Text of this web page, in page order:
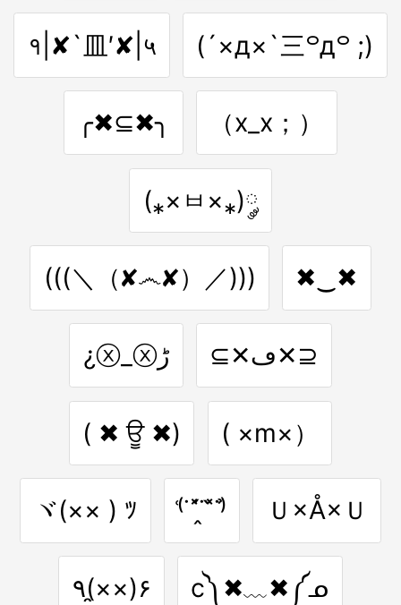
१|✘`皿′✘|५ (´×д×`三꒪д꒪ ;)
╭✖⊆✖╮ （x_x；）
(⁎×ㅂ×⁎)༘
(((＼（✘෴✘）／))) ✖‿✖
¿ⓧ_ⓧﮌ ⊆✕ڡ✕⊇
( ✖ ਊ ✖) ( ×m×）
ヾ(×× ) ﾂ ⁽͑˙˟́˙̭˟̀˙⁾̉ Ｕ×Å×Ｕ
٩(×̯×)۶ c༽✖﹏✖༼ᓄ